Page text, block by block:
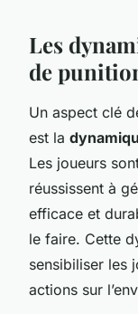
Les
de
Un aspect clé
est la
Les joueurs
réussissent à
efficace et
le faire. Cette
sensibiliser les
actions sur